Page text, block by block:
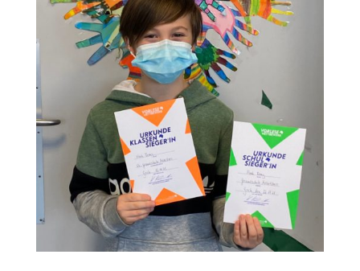
Lesen ist Kino im Kopf: Vorlesewettbewerb an
der Gesamtschule Mittelkreis
6. Dezember 2021|Wettbewerbe
Laut Rufus Beck, Schauspieler und
Vorleser der Harry-Potter-Bücher, ist gutes